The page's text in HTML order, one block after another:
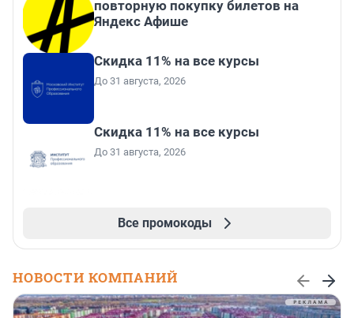
повторную покупку билетов на
Яндекс Афише
Скидка 11% на все курсы
До 31 августа, 2026
Скидка 11% на все курсы
До 31 августа, 2026
Все промокоды
НОВОСТИ КОМПАНИЙ